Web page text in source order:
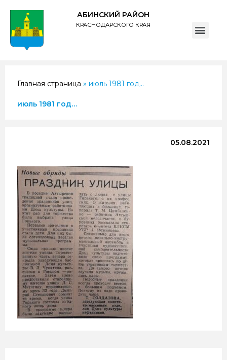
АБИНСКИЙ РАЙОН
КРАСНОДАРСКОГО КРАЯ
Главная страница » июль 1981 год…
июль 1981 год…
05.08.2021